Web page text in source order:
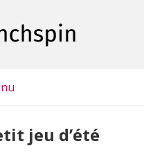
jeu d’été